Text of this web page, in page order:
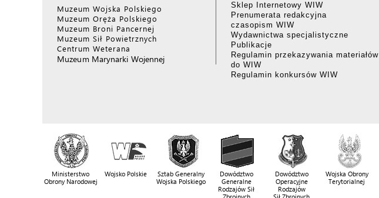
Muzeum Wojska Polskiego
Muzeum Oręża Polskiego
Muzeum Broni Pancernej
Muzeum Sił Powietrznych
Centrum Weterana
Muzeum Marynarki Wojennej
Sklep Internetowy WIW
Prenumerata redakcyjna
czasopism WIW
Wydawnictwa specjalistyczne
Publikacje
Regulamin przekazywania materiałów
do WIW
Regulamin konkursów WIW
Ministerstwo
Obrony Narodowej
Wojsko Polskie
Sztab Generalny
Wojska Polskiego
Dowództwo
Generalne
Rodzajów Sił
Dowództwo
Operacyjne
Rodzajów
Wojska Obrony
Terytorialnej